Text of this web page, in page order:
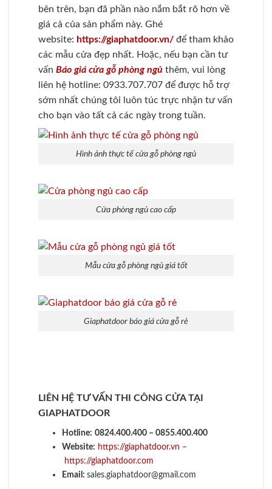
bên trên, bạn đã phần nào nắm bắt rõ hơn về
giá cả của sản phẩm này. Ghé
website: https://giaphatdoor.vn/ để tham khảo
các mẫu cửa đẹp nhất. Hoặc, nếu bạn cần tư
vấn Báo giá cửa gỗ phòng ngủ thêm, vui lòng
liên hệ hotline: 0933.707.707 để được hỗ trợ
sớm nhất chúng tôi luôn túc trực nhận tư vấn
cho bạn vào tất cả các ngày trong tuần.
Hình ảnh thực tế cửa gỗ phòng ngủ
Cửa phòng ngủ cao cấp
Mẫu cửa gỗ phòng ngủ giá tốt
Giaphatdoor báo giá cửa gỗ rẻ
LIÊN HỆ TƯ VẤN THI CÔNG CỬA TẠI
GIAPHATDOOR
Hotline: 0824.400.400 – 0855.400.400
Website: https://giaphatdoor.vn –
https://giaphatdoor.com
Email: sales.giaphatdoor@gmail.com